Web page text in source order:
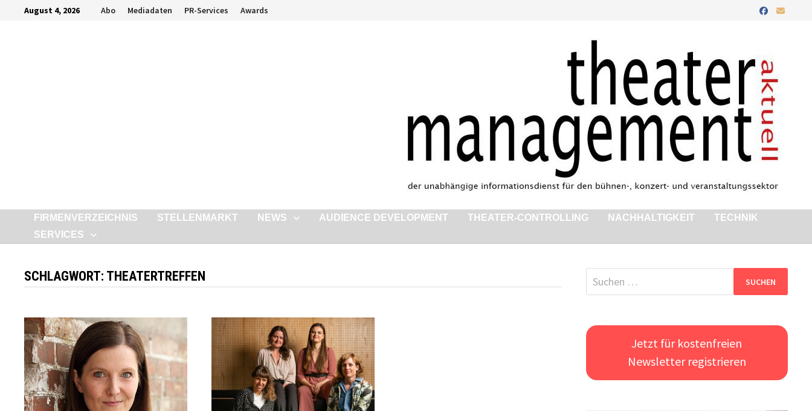
ZurückAugust 4, 2026 Abo Mediadaten PR-Services Awards
FIRMENVERZEICHNIS STELLENMARKT NEWS AUDIENCE DEVELOPMENT THEATER-CONTROLLING NACHHALTIGKEIT
TECHNIK
SERVICES
SCHLAGWORT: THEATERTREFFEN
Suchen
nach:
Jetzt für kostenfreien
Newsletter registrieren